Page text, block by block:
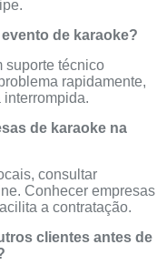
de karaoke?
suporte técnico
rapidamente,
de karaoke na
consultar
Conhecer empresas
a contratação.
clientes antes de